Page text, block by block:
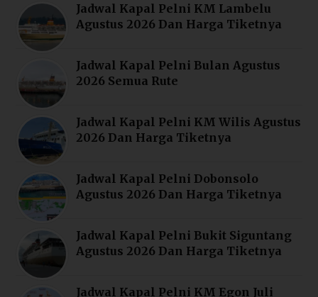
Jadwal Kapal Pelni KM Lambelu
Agustus 2026 Dan Harga Tiketnya
Jadwal Kapal Pelni Bulan Agustus
2026 Semua Rute
Jadwal Kapal Pelni KM Wilis Agustus
2026 Dan Harga Tiketnya
Jadwal Kapal Pelni Dobonsolo
Agustus 2026 Dan Harga Tiketnya
Jadwal Kapal Pelni Bukit Siguntang
Agustus 2026 Dan Harga Tiketnya
Jadwal Kapal Pelni KM Egon Juli